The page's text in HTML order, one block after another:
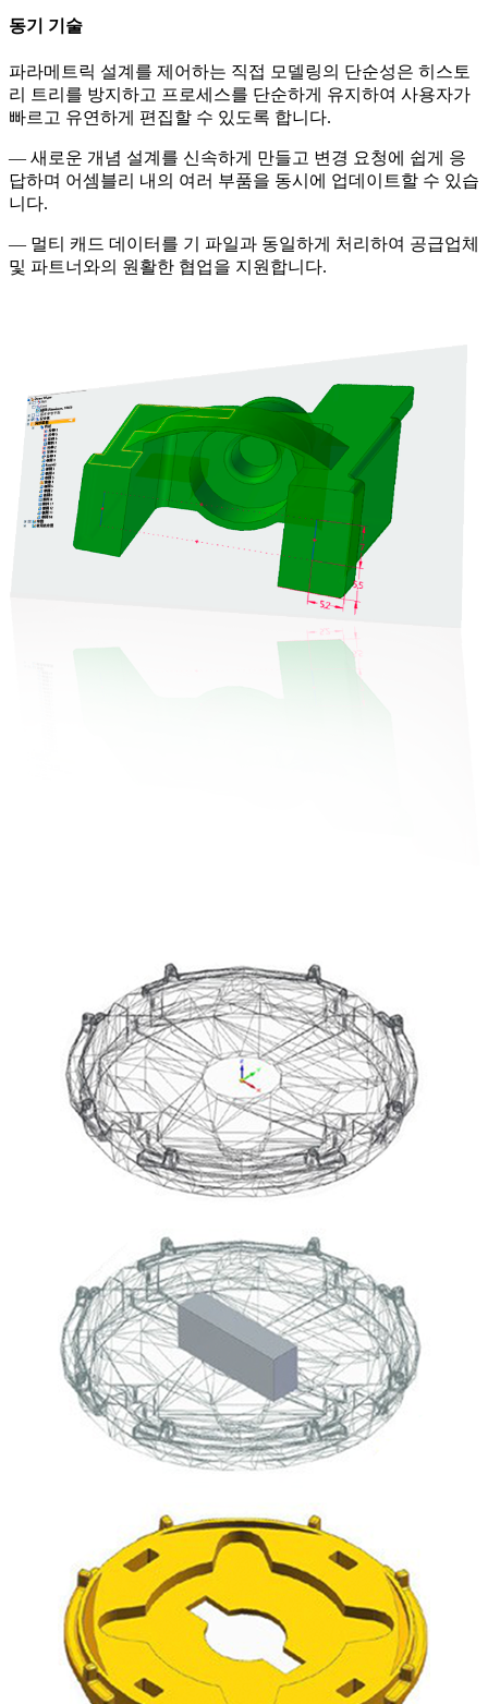
동기 기술
파라메트릭 설계를 제어하는 직접 모델링의 단순성은 히스토
리 트리를 방지하고 프로세스를 단순하게 유지하여 사용자가
빠르고 유연하게 편집할 수 있도록 합니다.
— 새로운 개념 설계를 신속하게 만들고 변경 요청에 쉽게 응
답하며 어셈블리 내의 여러 부품을 동시에 업데이트할 수 있습
니다.
— 멀티 캐드 데이터를 기 파일과 동일하게 처리하여 공급업체
및 파트너와의 원활한 협업을 지원합니다.